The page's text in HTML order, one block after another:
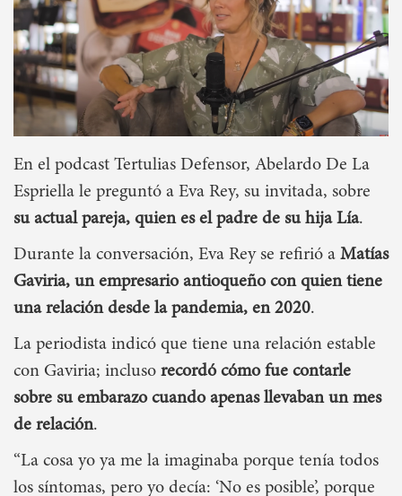
En el podcast Tertulias Defensor, Abelardo De La
Espriella le preguntó a Eva Rey, su invitada, sobre
su actual pareja, quien es el padre de su hija Lía.
Durante la conversación, Eva Rey se refirió a Matías
Gaviria, un empresario antioqueño con quien tiene
una relación desde la pandemia, en 2020.
La periodista indicó que tiene una relación estable
con Gaviria; incluso recordó cómo fue contarle
sobre su embarazo cuando apenas llevaban un mes
de relación.
“La cosa yo ya me la imaginaba porque tenía todos
los síntomas, pero yo decía: ‘No es posible’, porque